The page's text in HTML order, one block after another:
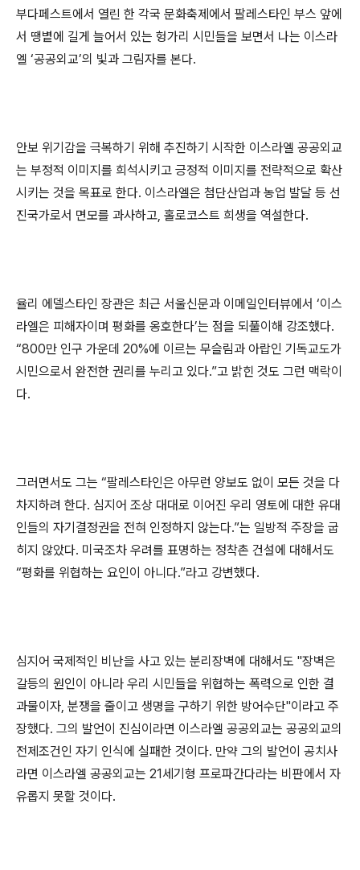
부다페스트에서 열린 한 각국 문화축제에서 팔레스타인 부스 앞에
서 땡볕에 길게 늘어서 있는 헝가리 시민들을 보면서 나는 이스라
엘 ‘공공외교’의 빛과 그림자를 본다.
안보 위기감을 극복하기 위해 추진하기 시작한 이스라엘 공공외교
는 부정적 이미지를 희석시키고 긍정적 이미지를 전략적으로 확산
시키는 것을 목표로 한다. 이스라엘은 첨단산업과 농업 발달 등 선
진국가로서 면모를 과사하고, 홀로코스트 희생을 역설한다.
율리 에델스타인 장관은 최근 서울신문과 이메일인터뷰에서 ‘이스
라엘은 피해자이며 평화를 옹호한다’는 점을 되풀이해 강조했다.
“800만 인구 가운데 20%에 이르는 무슬림과 아랍인 기독교도가
시민으로서 완전한 권리를 누리고 있다.”고 밝힌 것도 그런 맥락이
다.
그러면서도 그는 “팔레스타인은 아무런 양보도 없이 모든 것을 다
차지하려 한다. 심지어 조상 대대로 이어진 우리 영토에 대한 유대
인들의 자기결정권을 전혀 인정하지 않는다.”는 일방적 주장을 굽
히지 않았다. 미국조차 우려를 표명하는 정착촌 건설에 대해서도
“평화를 위협하는 요인이 아니다.”라고 강변했다.
심지어 국제적인 비난을 사고 있는 분리장벽에 대해서도 "장벽은
갈등의 원인이 아니라 우리 시민들을 위협하는 폭력으로 인한 결
과물이자, 분쟁을 줄이고 생명을 구하기 위한 방어수단"이라고 주
장했다. 그의 발언이 진심이라면 이스라엘 공공외교는 공공외교의
전제조건인 자기 인식에 실패한 것이다. 만약 그의 발언이 공치사
라면 이스라엘 공공외교는 21세기형 프로파간다라는 비판에서 자
유롭지 못할 것이다.